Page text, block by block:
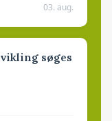
03. aug.
søges